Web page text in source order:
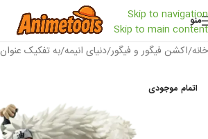
Skip to navigation
Skip to main content
منو
خانه/اکشن فیگور و فیگور/دنیای انیمه/به تفکیک عنوان
اتمام موجودی